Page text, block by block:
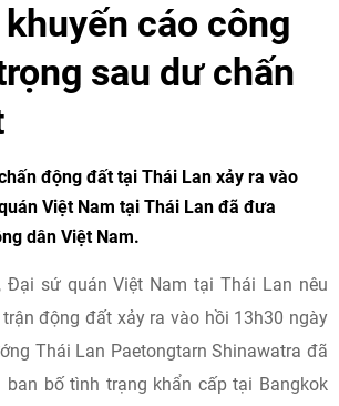
cáo công
sau dư chấn
động đất tại Thái Lan xảy ra vào
Việt Nam tại Thái Lan đã đưa
dân Việt Nam.
Đại sứ quán Việt Nam tại Thái Lan nêu
động đất xảy ra vào hồi 13h30 ngày
Thái Lan Paetongtarn Shinawatra đã
ban bố tình trạng khẩn cấp tại Bangkok